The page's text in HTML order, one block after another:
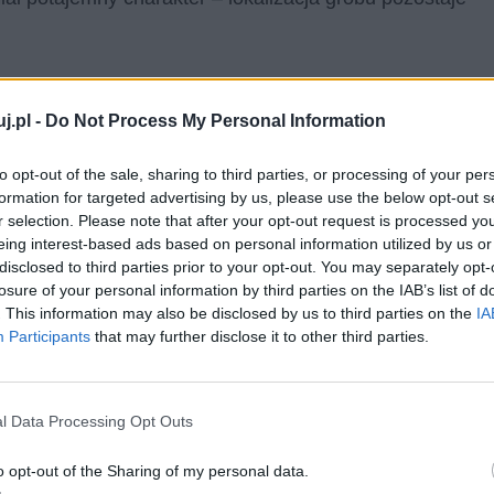
- Do Not Process My Personal Information
opt-out of the sale, sharing to third parties, or processing of your
for targeted advertising by us, please use the below opt-out
selection. Please note that after your opt-out request is processed
interest-based ads based on personal information utilized by us
to third parties prior to your opt-out. You may separately
of your personal information by third parties on the IAB’s list of
This information may also be disclosed by us to third parties on the
Participants that may further disclose it to other third parties.
Data Processing Opt Outs
opt-out of the Sharing of my personal data.
po­glą­dy Fry­cza Mo­drzew­skie­go. Po po­
któ­re zna­la­zły od­bi­cie w jego po­stu­la­tach na­tu­ry
czy­li „O na­pra­wie Rze­czy­po­spo­li­tej”. Słyn­na roz­
na ję­zyk nie­miec­ki. Księ­ga „O ko­ście­le” zo­sta­ła
całe dzie­ło zo­sta­ło umiesz­czo­ne przez nie na In­
za­warł wie­le kon­tro­wer­syj­nych po­stu­la­tów, jak
od wła­dzy pa­pie­skiej, a pod­le­ga­ją­ce­go je­dy­